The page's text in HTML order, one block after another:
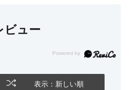
ビュー
表示：新しい順